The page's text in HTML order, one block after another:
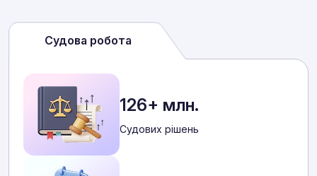
Судова робота
126+ млн.
Cудових рішень